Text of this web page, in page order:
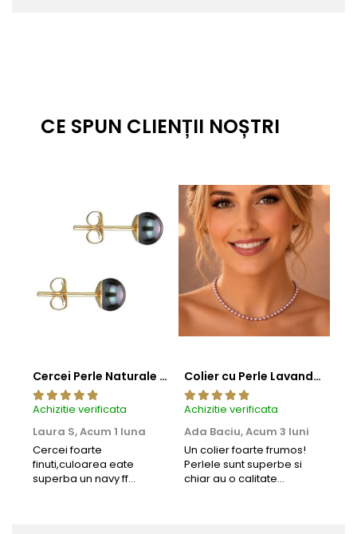
CE SPUN CLIENȚII NOȘTRI
Cercei Perle Naturale Negre 5-6 mm, Buton AAA, Aur 14K (aur 585), Tip Șurub | KASKADDA®
Achizitie verificata
Laura S,Acum 1 luna
Cercei foarte
finuti,culoarea eate
superba un navy ff
Colier cu Perle Lavanda la Baza Gatului, de 4-5 mm, Perle Rare, Calitate AAA+, Aur 14K | KASKADDA®
Achizitie verificata
Ada Baciu,Acum 3 luni
Un colier foarte frumos!
Perlele sunt superbe si
chiar au o calitate